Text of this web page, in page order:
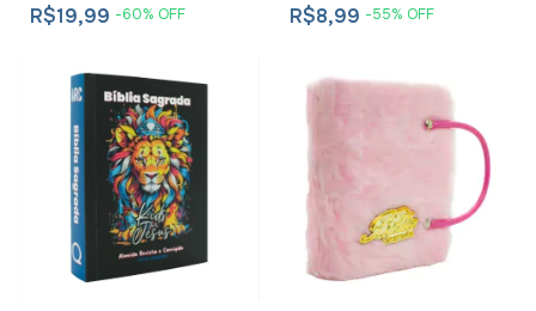
R$19,99 -60% OFF R$8,99 -55% OFF